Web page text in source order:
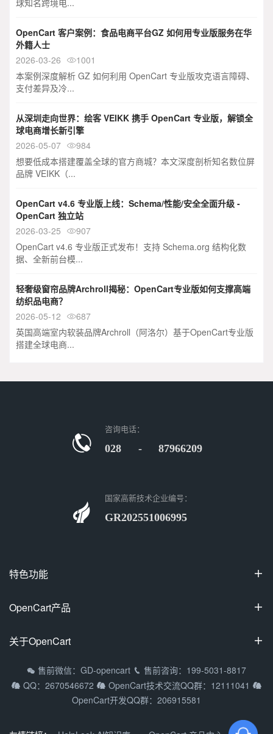
OpenCart 客户案例：食品电商平台GZ 如何用专业版服务在华
外籍人士
2026-03-26
1001
本案例深度解析 GZ 如何利用 OpenCart 专业版攻克语言障碍、
支付差异及冷...
从深圳走向世界：绘客 VEIKK 携手 OpenCart 专业版，解锁全
球电商增长新引擎
2026-05-07
984
想要低成本搭建覆盖全球的官方商城？本文深度剖析知名数位屏
品牌 VEIKK（...
OpenCart v4.6 专业版上线：Schema/性能/安全全面升级 -
OpenCart 独立站
2026-03-25
907
OpenCart v4.6 专业版正式发布！支持 Schema.org 结构化数
据、全新前台模...
轻奢级窗帘品牌Archroll揭秘：OpenCart专业版如何支撑高端
纺织品电商？
2026-05-12
687
英国高端室内软装品牌Archroll（阿洛尔）基于OpenCart专业版
搭建全球电商...
咨询电话：
028 - 87966209
国家高新技术企业编号：
GR202551006995
特色功能 
100%开源
多商家入驻
拼团/砍价/秒杀
支持9种主流语种
OpenCart产品 
OpenCart多商家系统
OpenCart移动APP
关于OpenCart 
OpenCart教程
常见问题
 售前微信：GD-opencart  售前咨询：199-5031-8817
 QQ：2670546672  OpenCart技术交流QQ群：12111041 
OpenCart开发QQ群：206915581